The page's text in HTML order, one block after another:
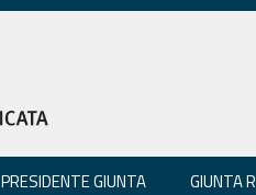
PRESIDENTE GIUNTA GIUNTA